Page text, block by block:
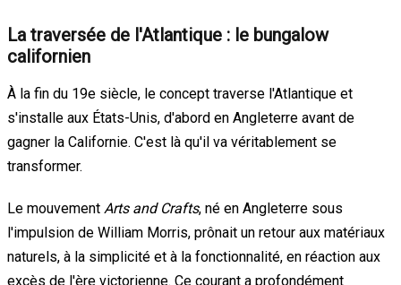
La traversée de l'Atlantique : le bungalow
californien
À la fin du 19e siècle, le concept traverse l'Atlantique et
s'installe aux États-Unis, d'abord en Angleterre avant de
gagner la Californie. C'est là qu'il va véritablement se
transformer.
Le mouvement Arts and Crafts, né en Angleterre sous
l'impulsion de William Morris, prônait un retour aux matériaux
naturels, à la simplicité et à la fonctionnalité, en réaction aux
excès de l'ère victorienne. Ce courant a profondément